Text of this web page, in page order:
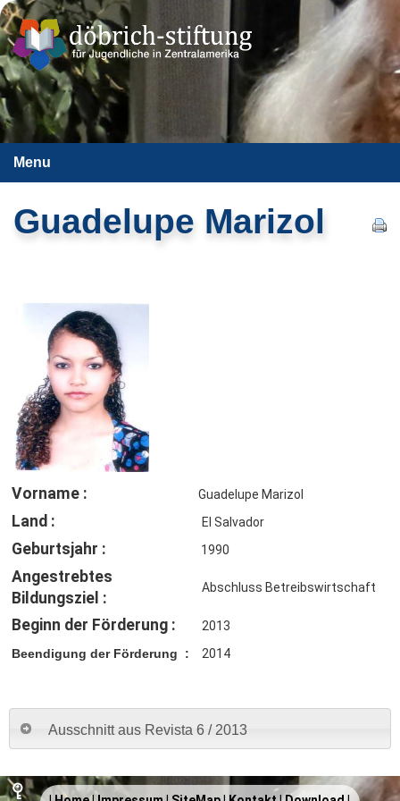
Menu
Guadelupe Marizol
Vorname : Guadelupe Marizol
Land : El Salvador
Geburtsjahr : 1990
Angestrebtes
Bildungsziel :
Abschluss Betreibswirtschaft
Beginn der Förderung :
2013
Beendigung der Förderung :
2014
Ausschnitt aus Revista 6 / 2013